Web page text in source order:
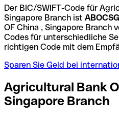
Der BIC/SWIFT-Code für
Singapore Branch ist
OF China , Singapore Branch
Codes für unterschiedliche
richtigen Code mit dem
Sparen Sie Geld bei
Agricultural Bank
Singapore Branch